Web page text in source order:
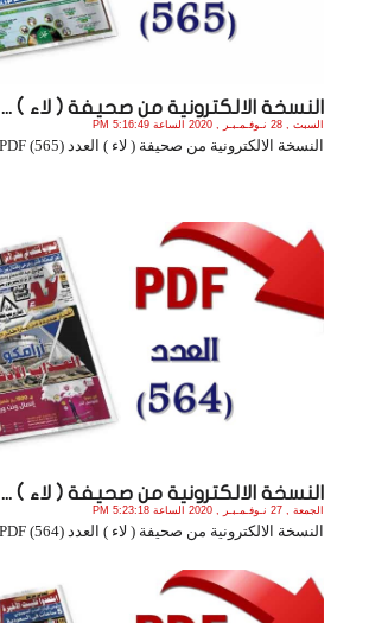
النسخة الالكترونية من صحيفة ( لاء ) ...
السبت , 28 نـوفـمـبـر , 2020 الساعة 5:16:49 PM
النسخة الالكترونية من صحيفة ( لاء ) العدد (565) PDF. .
النسخة الالكترونية من صحيفة ( لاء ) ...
الجمعة , 27 نـوفـمـبـر , 2020 الساعة 5:23:18 PM
النسخة الالكترونية من صحيفة ( لاء ) العدد (564) PDF. .